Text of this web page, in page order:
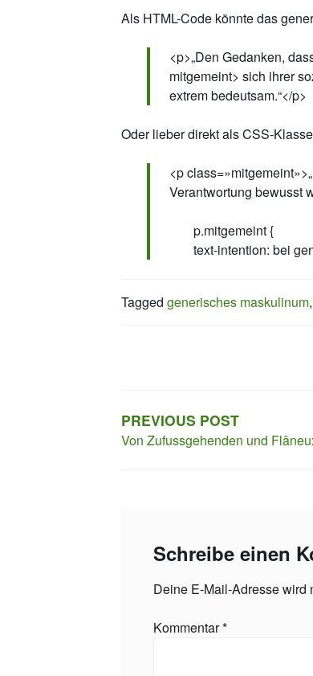
Als HTML-Code könnte das
<p>„Den Gedanken,
mitgemeint> sich ihrer
extrem bedeutsam.“</p>
Oder lieber direkt als CSS-
<p
Verantwortung bewusst
p.mitgemeint {
text-intention: bei
Tagged generisches maskulinum,
PREVIOUS POST
Von Zufussgehenden und
Schreibe einen
Deine E-Mail-Adresse wird
Kommentar*